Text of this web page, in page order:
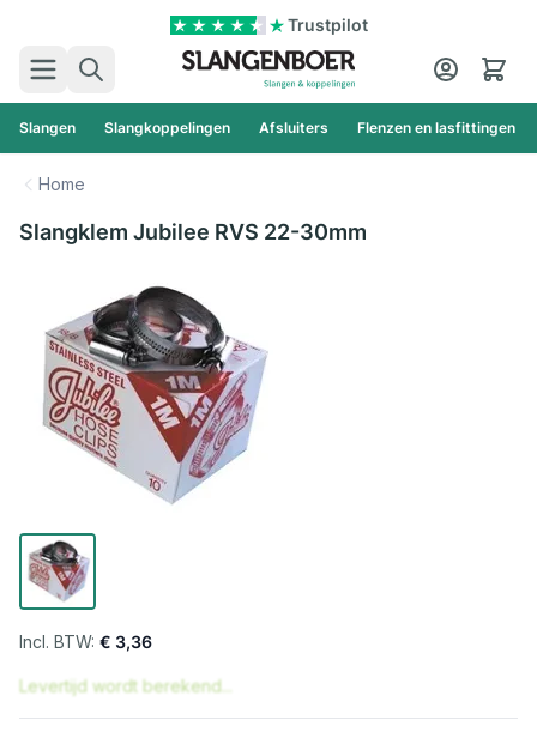
Trustpilot
Zoek
Cart
Slangen Slangkoppelingen Afsluiters Flenzen en lasfittingen
Home
Slangklem Jubilee RVS 22-30mm
€ 3,36
Levertijd wordt berekend...